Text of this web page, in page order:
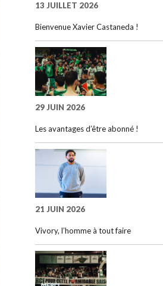
13 JUILLET 2026
Bienvenue Xavier Castaneda !
29 JUIN 2026
Les avantages d’être abonné !
21 JUIN 2026
Vivory, l’homme à tout faire